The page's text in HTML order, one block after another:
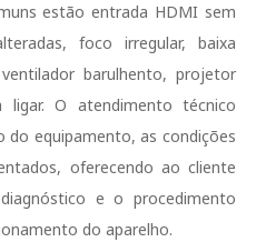
estão entrada HDMI sem
foco irregular, baixa
barulhento, projetor
ligar. O atendimento técnico
do equipamento, as condições
oferecendo ao cliente
e o procedimento
do aparelho.